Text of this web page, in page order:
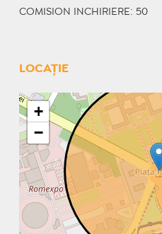
COMISION INCHIRIERE: 50
LOCAȚIE
+
−